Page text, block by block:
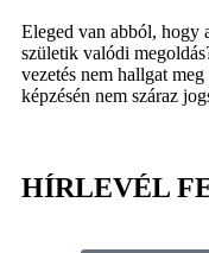
Eleged van abból, hogy
születik valódi
vezetés nem hallgat
képzésén nem száraz
HÍRLEVÉL